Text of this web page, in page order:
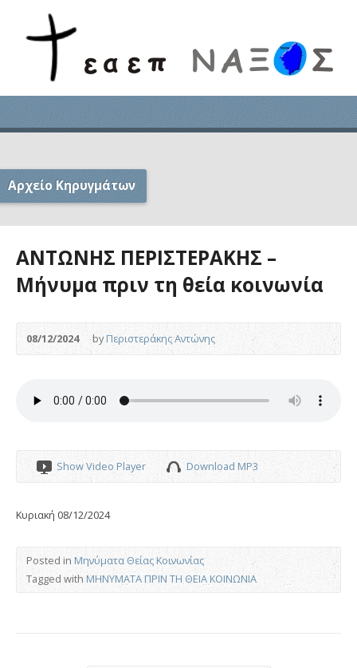
Αρχείο Κηρυγμάτων
ΑΝΤΩΝΗΣ ΠΕΡΙΣΤΕΡΑΚΗΣ –
Μήνυμα πριν τη θεία κοινωνία
08/12/2024 byΠεριστεράκης Αντώνης
Show Video Player Download MP3
Κυριακή 08/12/2024
Posted in Μηνύματα Θείας Κοινωνίας
Tagged withΜΗΝΥΜΑΤΑ ΠΡΙΝ ΤΗ ΘΕΙΑ ΚΟΙΝΩΝΙΑ